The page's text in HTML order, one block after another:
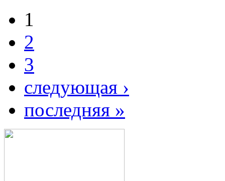
1
2
3
следующая ›
последняя »